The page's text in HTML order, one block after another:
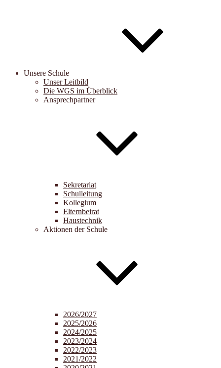
Unsere Schule
Unser Leitbild
Die WGS im Überblick
Ansprechpartner
Sekretariat
Schulleitung
Kollegium
Elternbeirat
Haustechnik
Aktionen der Schule
2026/2027
2025/2026
2024/2025
2023/2024
2022/2023
2021/2022